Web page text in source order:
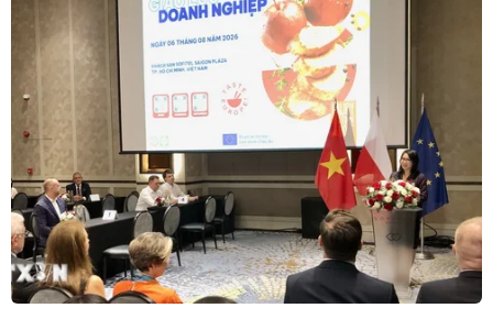
Petrovietnam về đích chỉ tiêu doanh thu